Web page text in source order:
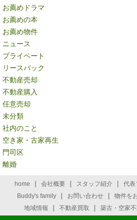
お薦めドラマ
お薦めの本
お薦め物件
ニュース
プライベート
リースバック
不動産売却
不動産購入
任意売却
未分類
社内のこと
空き家・古家再生
門司区
離婚
home | 会社概要 | スタッフ紹介 | 代表
Buddy's family | お問い合わせ | 物件を
地域情報 | 不動産買取 | 築古・空家